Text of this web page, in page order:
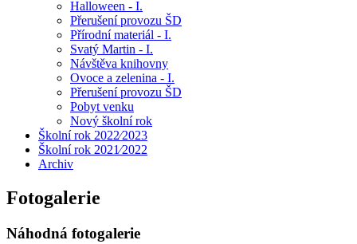
Halloween - I.
Přerušení provozu ŠD
Přírodní materiál - I.
Svatý Martin - I.
Návštěva knihovny
Ovoce a zelenina - I.
Přerušení provozu ŠD
Pobyt venku
Nový školní rok
Školní rok 2022⁄2023
Školní rok 2021⁄2022
Archiv
Fotogalerie
Náhodná fotogalerie